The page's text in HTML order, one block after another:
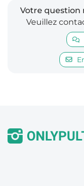
Votre question
Veuillez